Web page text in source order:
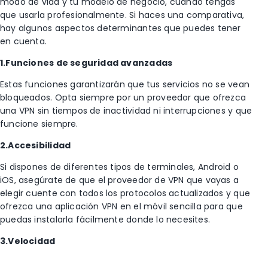
que usarla profesionalmente. Si haces una comparativa,
hay algunos aspectos determinantes que puedes tener
en cuenta.
1.Funciones de seguridad avanzadas
Estas funciones garantizarán que tus servicios no se vean
bloqueados. Opta siempre por un proveedor que ofrezca
una VPN sin tiempos de inactividad ni interrupciones y que
funcione siempre.
2.Accesibilidad
Si dispones de diferentes tipos de terminales, Android o
iOS, asegúrate de que el proveedor de VPN que vayas a
elegir cuente con todos los protocolos actualizados y que
ofrezca una aplicación VPN en el móvil sencilla para que
puedas instalarla fácilmente donde lo necesites.
3.Velocidad